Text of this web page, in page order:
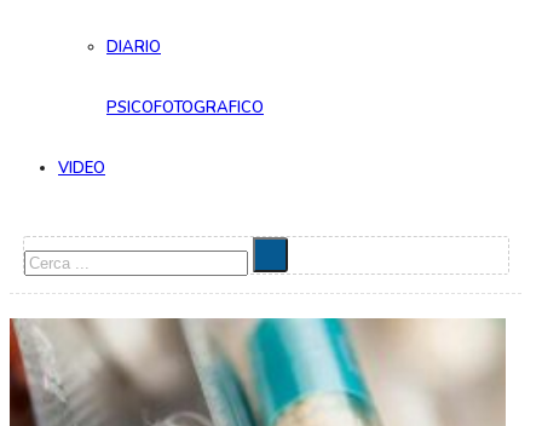
DIARIO
PSICOFOTOGRAFICO
VIDEO
Cerca